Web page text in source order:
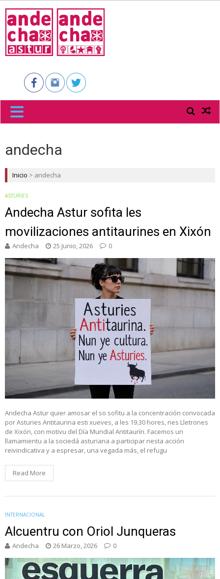
ASTUR
andecha
Inicio > andecha
ASTURIES
Andecha Astur sofita les
movilizaciones antitaurines en Xixón
Andecha 25 Junio, 2026 0
Andecha Astur quier amosar el so sofitu a la concentración convocada
por Asturies Antitaurina esti xueves, a les 19.30 hores, nes Lletrones
de Xixón, con motivu del Día Mundial Antitaurín. Facemos un
llamamientu a la sociedá asturiana a participar nesta acción
reivindicativa y a espresar, una vegada más, el refugu
Read More
INTERNACIONAL
Alcuentru con Oriol Junqueras
Andecha 26 Marzo, 2026 0